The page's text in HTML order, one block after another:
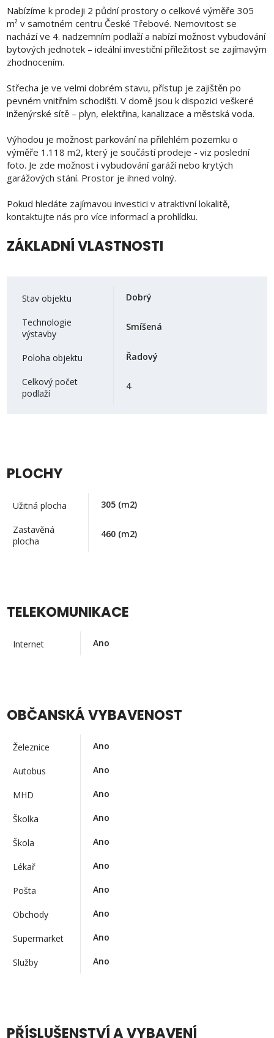
Nabízíme k prodeji 2 půdní prostory o celkové výměře 305
m² v samotném centru České Třebové. Nemovitost se
nachází ve 4. nadzemním podlaží a nabízí možnost vybudování
bytových jednotek – ideální investiční příležitost se zajímavým
zhodnocením.
Střecha je ve velmi dobrém stavu, přístup je zajištěn po
pevném vnitřním schodišti. V domě jsou k dispozici veškeré
inženýrské sítě – plyn, elektřina, kanalizace a městská voda.
Výhodou je možnost parkování na přilehlém pozemku o
výměře 1.118 m2, který je součástí prodeje - viz poslední
foto. Je zde možnost i vybudování garáží nebo krytých
garážových stání. Prostor je ihned volný.
Pokud hledáte zajímavou investici v atraktivní lokalitě,
kontaktujte nás pro více informací a prohlídku.
ZÁKLADNÍ VLASTNOSTI
Stav objektu Dobrý
Technologie
výstavby
Smíšená
Poloha objektu Řadový
Celkový počet
podlaží
4
PLOCHY
Užitná plocha 305 (m2)
Zastavěná
plocha
460 (m2)
TELEKOMUNIKACE
Internet Ano
OBČANSKÁ VYBAVENOST
Železnice Ano
Autobus Ano
MHD Ano
Školka Ano
Škola Ano
Lékař Ano
Pošta Ano
Obchody Ano
Supermarket Ano
Služby Ano
PŘÍSLUŠENSTVÍ A VYBAVENÍ